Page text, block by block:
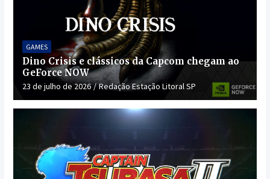
GAMES
Dino Crisis e clássicos da Capcom chegam ao
GeForce NOW
23 de julho de 2026 Redação Estação Litoral SP